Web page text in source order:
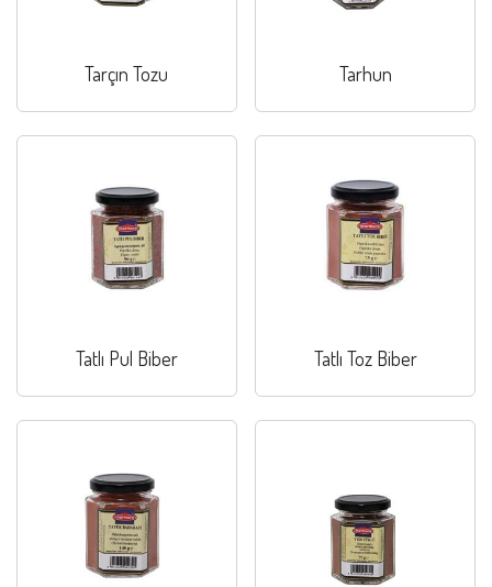
Tarçın Tozu Tarhun
Tatlı Pul Biber Tatlı Toz Biber